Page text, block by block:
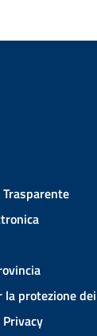
la protezione